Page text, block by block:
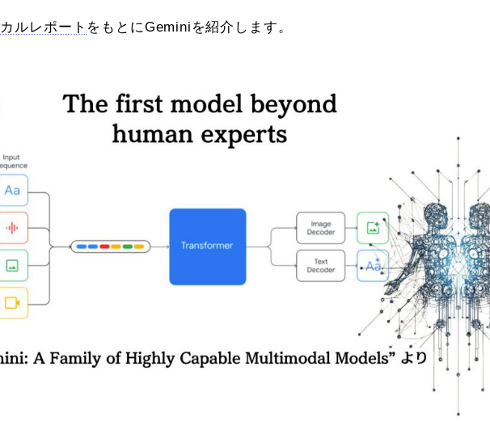
ルレポート をもとにGeminiを紹介します。